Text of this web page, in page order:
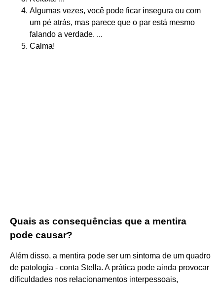
Algumas vezes, você pode ficar insegura ou com
um pé atrás, mas parece que o par está mesmo
falando a verdade. ...
Calma!
Quais as consequências que a mentira
pode causar?
Além disso, a mentira pode ser um sintoma de um quadro
de patologia - conta Stella. A prática pode ainda provocar
dificuldades nos relacionamentos interpessoais,